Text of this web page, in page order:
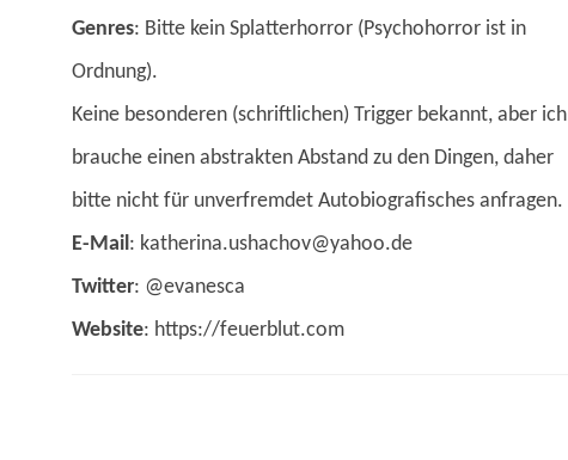
Genres: Bitte kein Splatterhorror (Psychohorror ist in
Ordnung).
Keine besonderen (schriftlichen) Trigger bekannt, aber ich
brauche einen abstrakten Abstand zu den Dingen, daher
bitte nicht für unverfremdet Autobiografisches anfragen.
E-Mail: katherina.ushachov@yahoo.de
Twitter: @evanesca
Website: https://feuerblut.com